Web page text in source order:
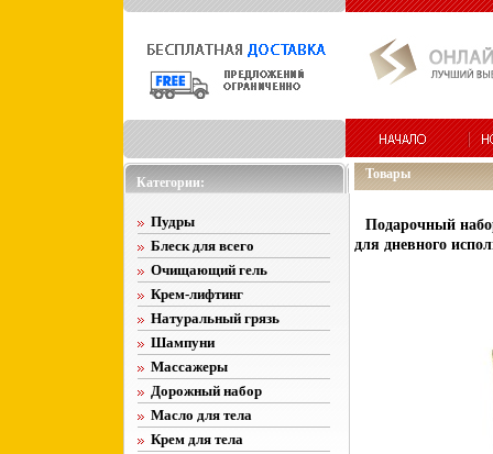
Категории:
Пудры
Блеск для всего
Очищающий гель
Крем-лифтинг
Натуральный грязь
Шампуни
Массажеры
Дорожный набор
Масло для тела
Крем для тела
Товары
Подарочный
для дневного